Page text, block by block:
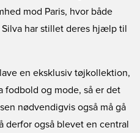
mod Paris, hvor både
har stillet deres hjælp til
en eksklusiv tøjkollektion,
fodbold og mode, så er det
nødvendigvis også må gå
derfor også blevet en central